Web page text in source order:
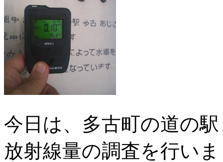
今日は、多古町の道の
放射線量の調査を行い